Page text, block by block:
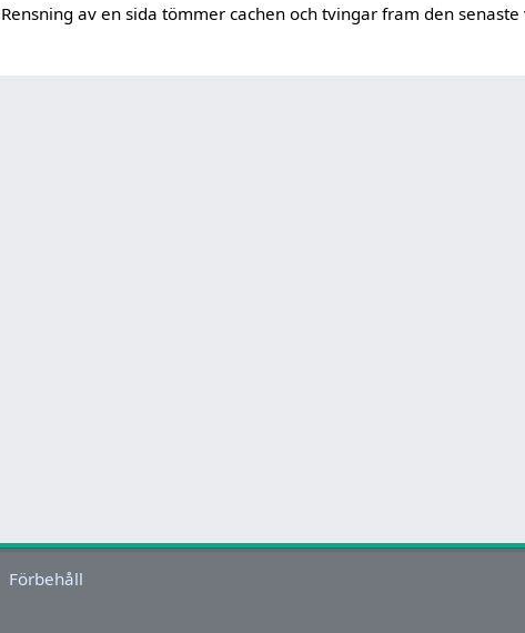
Rensning av en sida tömmer cachen och tvingar fram den senaste
Förbehåll